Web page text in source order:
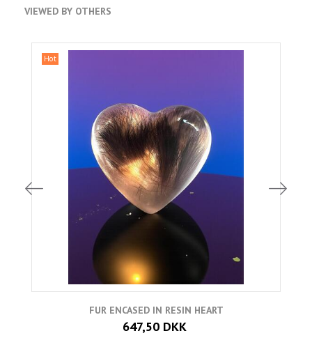
VIEWED BY OTHERS
Hot
FUR ENCASED IN RESIN HEART
647,50 DKK